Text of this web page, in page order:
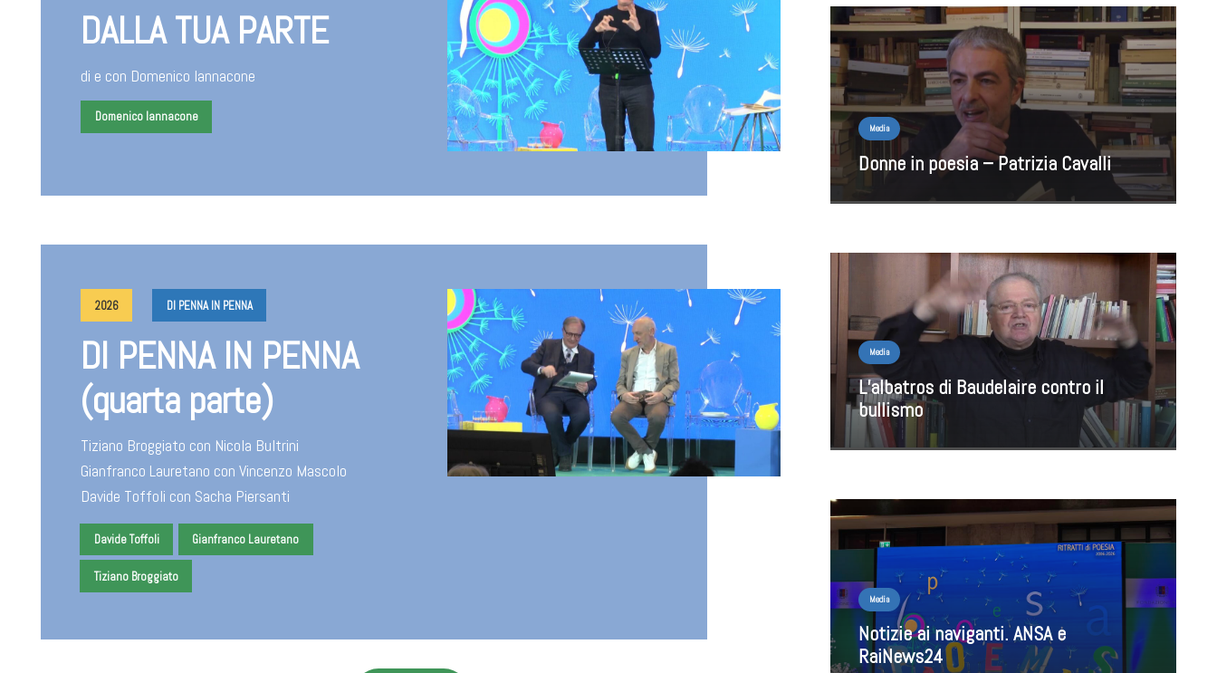
DALLA TUA PARTE
di e con Domenico Iannacone
Domenico Iannacone
2026 DI PENNA IN PENNA
DI PENNA IN PENNA
(quarta parte)
Tiziano Broggiato con Nicola Bultrini
Gianfranco Lauretano con Vincenzo Mascolo
Davide Toffoli con Sacha Piersanti
Davide Toffoli Gianfranco Lauretano
Tiziano Broggiato
Media
Donne in poesia – Patrizia Cavalli
Media
L’albatros di Baudelaire contro il
bullismo
Media
Notizie ai naviganti. ANSA e
RaiNews24